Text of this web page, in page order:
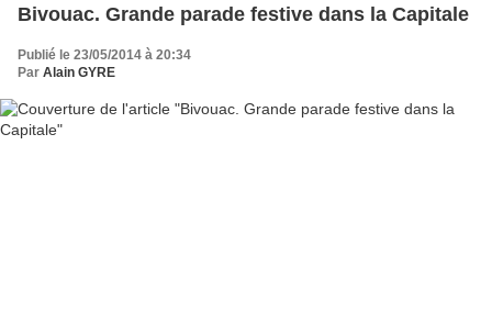
Bivouac. Grande parade festive dans la Capitale
Publié le 23/05/2014 à 20:34
Par Alain GYRE